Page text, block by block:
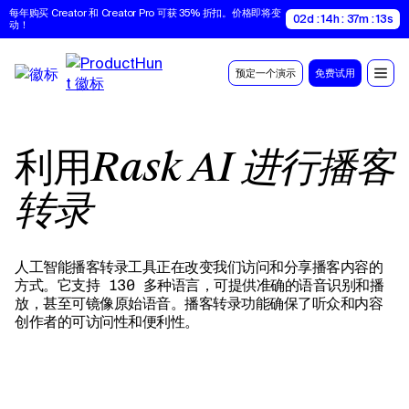
每年购买 Creator 和 Creator Pro 可获 35% 折扣。价格即将变
动！
02d : 14h : 37m : 12s
预定一个演示 免费试用
利用Rask AI 进行播客
转录
人工智能播客转录工具正在改变我们访问和分享播客内容的
方式。它支持 130 多种语言，可提供准确的语音识别和播
放，甚至可镜像原始语音。播客转录功能确保了听众和内容
创作者的可访问性和便利性。